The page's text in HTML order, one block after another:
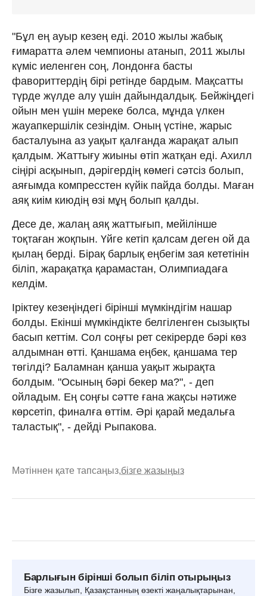
"Бұл ең ауыр кезең еді. 2010 жылы жабық
ғимаратта әлем чемпионы атанып, 2011 жылы
күміс иеленген соң, Лондонға басты
фавориттердің бірі ретінде бардым. Мақсатты
түрде жүлде алу үшін дайындалдық. Бейжіңдегі
ойын мен үшін мереке болса, мұнда үлкен
жауапкершілік сезіндім. Оның үстіне, жарыс
басталуына аз уақыт қалғанда жарақат алып
қалдым. Жаттығу жиыны өтіп жатқан еді. Ахилл
сіңірі асқынып, дәрігердің көмегі сәтсіз болып,
аяғымда компресстен күйік пайда болды. Маған
аяқ киім киюдің өзі мұң болып қалды.
Десе де, жалаң аяқ жаттығып, мейілінше
тоқтаған жоқпын. Үйге кетіп қалсам деген ой да
қылаң берді. Бірақ барлық еңбегім зая кететінін
біліп, жарақатқа қарамастан, Олимпиадаға
келдім.
Іріктеу кезеңіндегі бірінші мүмкіндігім нашар
болды. Екінші мүмкіндікте белгіленген сызықты
басып кеттім. Сол соңғы рет секірерде бәрі көз
алдымнан өтті. Қаншама еңбек, қаншама тер
төгілді? Баламнан қанша уақыт жырақта
болдым. "Осының бәрі бекер ма?", - деп
ойладым. Ең соңғы сәтте ғана жақсы нәтиже
көрсетіп, финалға өттім. Әрі қарай медальға
таластық", - дейді Рыпакова.
Мәтіннен қате тапсаңыз,бізге жазыңыз
Барлығын бірінші болып біліп отырыңыз
Бізге жазылып, Қазақстанның өзекті жаңалықтарынан,